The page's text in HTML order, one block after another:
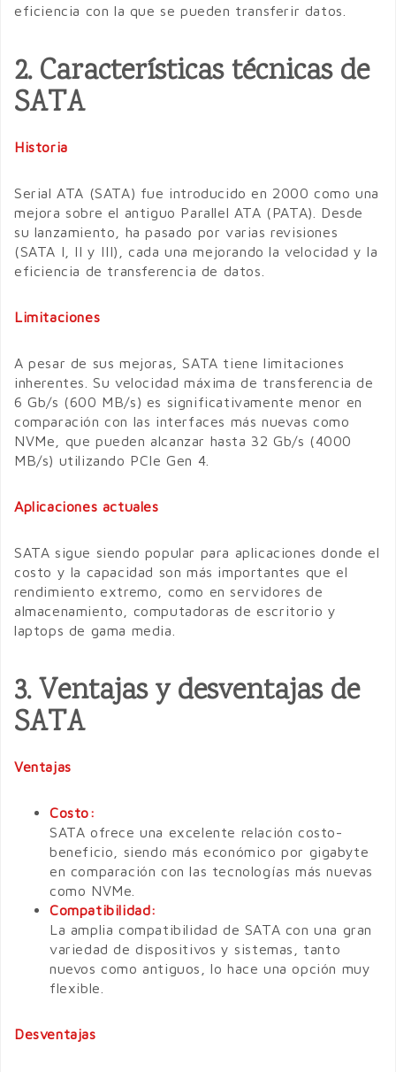
eficiencia con la que se pueden transferir datos.
2. Características técnicas de
SATA
Historia
Serial ATA (SATA) fue introducido en 2000 como una
mejora sobre el antiguo Parallel ATA (PATA). Desde
su lanzamiento, ha pasado por varias revisiones
(SATA I, II y III), cada una mejorando la velocidad y la
eficiencia de transferencia de datos.
Limitaciones
A pesar de sus mejoras, SATA tiene limitaciones
inherentes. Su velocidad máxima de transferencia de
6 Gb/s (600 MB/s) es significativamente menor en
comparación con las interfaces más nuevas como
NVMe, que pueden alcanzar hasta 32 Gb/s (4000
MB/s) utilizando PCIe Gen 4.
Aplicaciones actuales
SATA sigue siendo popular para aplicaciones donde el
costo y la capacidad son más importantes que el
rendimiento extremo, como en servidores de
almacenamiento, computadoras de escritorio y
laptops de gama media.
3. Ventajas y desventajas de
SATA
Ventajas
Costo:
SATA ofrece una excelente relación costo-
beneficio, siendo más económico por gigabyte
en comparación con las tecnologías más nuevas
como NVMe.
Compatibilidad:
La amplia compatibilidad de SATA con una gran
variedad de dispositivos y sistemas, tanto
nuevos como antiguos, lo hace una opción muy
flexible.
Desventajas